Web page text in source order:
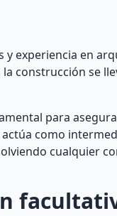
y experiencia en
construcción se
para
como
cualquier